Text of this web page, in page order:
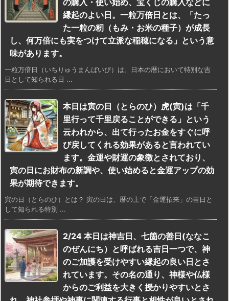
縁起のよい日。一粒万倍日とは、「たっ
た一粒の籾（もみ・お米の種子）が成長
し、何万倍にも実をつけて立派な稲穂になる」という意
味があります。
一粒万倍日（いちりゅうまんばいび）は、日本の暦において特別な吉
日として知られる日 ...
本日は寅の日（とらのひ）虎(寅)は「千
里行って千里戻ることができる」という
云われから、出て行ったお金をすぐに呼
び戻してくれる効果があると言われてい
ます。金運や財運の象徴とされており、
寅の日にお財布の新調や、使い始めると金運アップの効
果が期待できます。
寅の日（とらのひ）とは？ 寅の日は、暦の上で「金運招来」の吉日と
して知られる特別 ...
2/24 本日は神吉日、七箇の善日(ななこ
のぜんにち）と呼ばれる吉日一つで、神
のご加護を受けやすい縁起の良い日とさ
れています。その名の通り、神様や仏様
からのご利益を大きく授かりやすいとさ